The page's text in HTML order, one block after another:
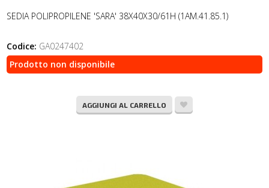
SEDIA POLIPROPILENE 'SARA' 38X40X30/61H (1AM.41.85.1)
Codice: GA0247402
Prodotto non disponibile
AGGIUNGI AL CARRELLO